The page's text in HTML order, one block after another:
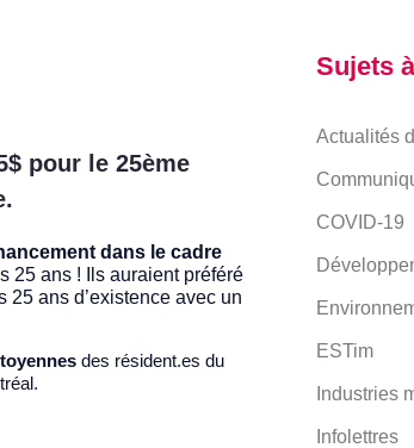
pour le 25ème
dans le cadre
25 ans ! Ils auraient préféré
25 ans d’existence avec un
des résident.es du
Sujets
Actualités
COVID-19
ESTim
Industries
Infolettres